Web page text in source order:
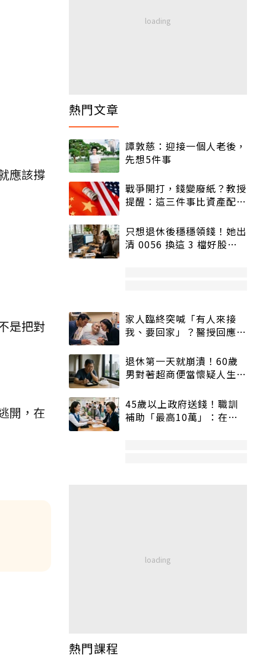
應該撐
是把對
開，在
熱門文章
譚敦慈：迎接一個人老後，
先想5件事
戰爭開打，錢變廢紙？教授
提醒：這三件事比資產配置
只想退休後穩穩領錢！她出
清 0056 換這 3 檔好股：
家人臨終突喊「有人來接
我、要回家」？醫授回應方
退休第一天就崩潰！60歲
男對著超商便當懷疑人生
45歲以上政府送錢！職訓
補助「最高10萬」：在
熱門課程